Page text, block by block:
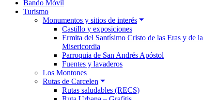
Bando Móvil
Turismo
Monumentos y sitios de interés
Castillo y exposiciones
Ermita del Santísimo Cristo de las Eras y de la
Misericordia
Parroquia de San Andrés Apóstol
Fuentes y lavaderos
Los Montones
Rutas de Carcelen
Rutas saludables (RECS)